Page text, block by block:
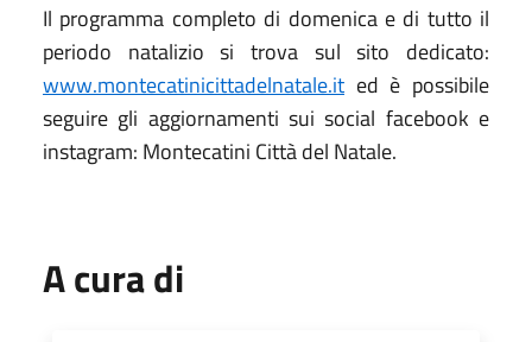
Il programma completo di domenica e di tutto il
periodo natalizio si trova sul sito dedicato:
www.montecatinicittadelnatale.it ed è possibile
seguire gli aggiornamenti sui social facebook e
instagram: Montecatini Città del Natale.
A cura di